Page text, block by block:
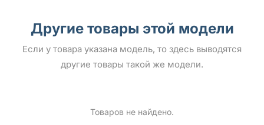
Другие товары этой модели
Если у товара указана модель, то здесь выводятся
другие товары такой же модели.
Товаров не найдено.